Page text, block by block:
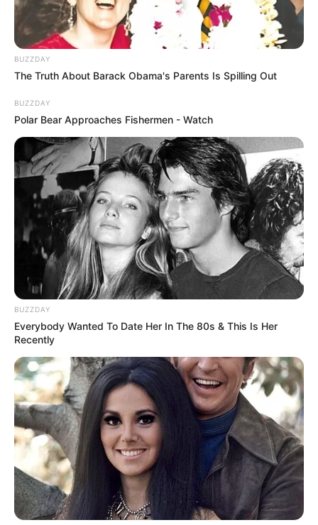
BUZZDAY
The Truth About Barack Obama's Parents Is Spilling Out
BUZZDAY
Polar Bear Approaches Fishermen - Watch
BUZZDAY
Everybody Wanted To Date Her In The 80s & This Is Her
Recently